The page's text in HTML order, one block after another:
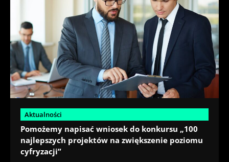
Aktualności
Pomożemy napisać wniosek do konkursu „100
najlepszych projektów na zwiększenie poziomu
cyfryzacji”